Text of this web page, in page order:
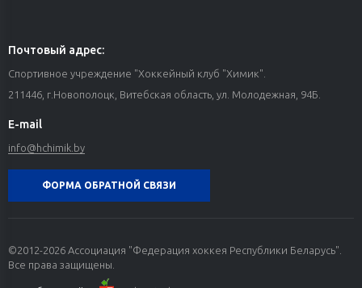
Почтовый адрес:
Спортивное учреждение "Хоккейный клуб "Химик".
211446, г.Новополоцк, Витебская область, ул. Молодежная, 94Б.
E-mail
info@hchimik.by
ФОРМА ОБРАТНОЙ СВЯЗИ
©2012-2026 Ассоциация "Федерация хоккея Республики Беларусь".
Все права защищены.